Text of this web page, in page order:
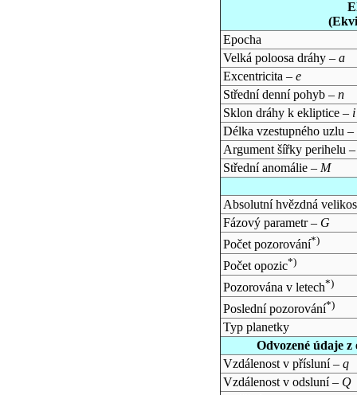
Epocha
Velká poloosa dráhy – a
Excentricita – e
Střední denní pohyb – n
Sklon dráhy k ekliptice – i
Délka vzestupného uzlu –
Argument šířky perihelu
Střední anomálie – M
Absolutní hvězdná
Fázový parametr – G
Počet pozorování*)
Počet opozic*)
Pozorována v letech*)
Poslední pozorování*)
Typ planetky
Odvozené údaje
Vzdálenost v přísluní – q
Vzdálenost v odsluní – Q